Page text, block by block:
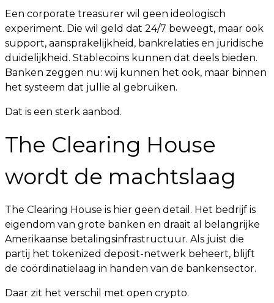
Een corporate treasurer wil geen ideologisch
experiment. Die wil geld dat 24/7 beweegt, maar ook
support, aansprakelijkheid, bankrelaties en juridische
duidelijkheid. Stablecoins kunnen dat deels bieden.
Banken zeggen nu: wij kunnen het ook, maar binnen
het systeem dat jullie al gebruiken.
Dat is een sterk aanbod.
The Clearing House
wordt de machtslaag
The Clearing House is hier geen detail. Het bedrijf is
eigendom van grote banken en draait al belangrijke
Amerikaanse betalingsinfrastructuur. Als juist die
partij het tokenized deposit-netwerk beheert, blijft
de coördinatielaag in handen van de bankensector.
Daar zit het verschil met open crypto.